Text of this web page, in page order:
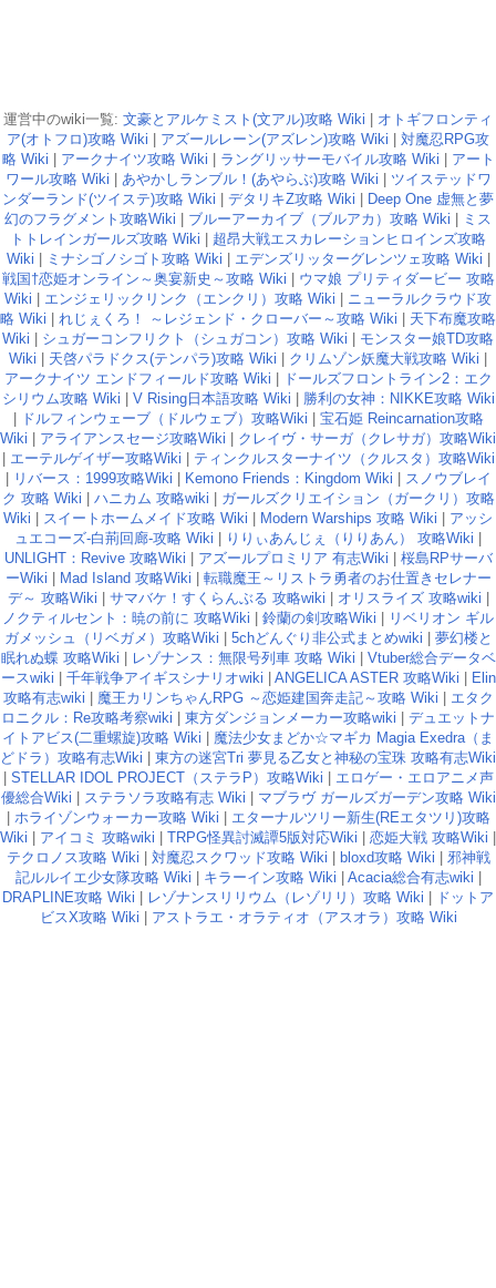
運営中のwiki一覧: 文豪とアルケミスト(文アル)攻略 Wiki | オトギフロンティ
ア(オトフロ)攻略 Wiki | アズールレーン(アズレン)攻略 Wiki | 対魔忍RPG攻
略 Wiki | アークナイツ攻略 Wiki | ラングリッサーモバイル攻略 Wiki | アート
ワール攻略 Wiki | あやかしランブル！(あやらぶ)攻略 Wiki | ツイステッドワ
ンダーランド(ツイステ)攻略 Wiki | デタリキZ攻略 Wiki | Deep One 虚無と夢
幻のフラグメント攻略Wiki | ブルーアーカイブ（ブルアカ）攻略 Wiki | ミス
トトレインガールズ攻略 Wiki | 超昂大戦エスカレーションヒロインズ攻略
Wiki | ミナシゴノシゴト攻略 Wiki | エデンズリッターグレンツェ攻略 Wiki |
戦国†恋姫オンライン～奥宴新史～攻略 Wiki | ウマ娘 プリティダービー 攻略
Wiki | エンジェリックリンク（エンクリ）攻略 Wiki | ニューラルクラウド攻
略 Wiki | れじぇくろ！ ～レジェンド・クローバー～攻略 Wiki | 天下布魔攻略
Wiki | シュガーコンフリクト（シュガコン）攻略 Wiki | モンスター娘TD攻略
Wiki | 天啓パラドクス(テンパラ)攻略 Wiki | クリムゾン妖魔大戦攻略 Wiki |
アークナイツ エンドフィールド攻略 Wiki | ドールズフロントライン2：エク
シリウム攻略 Wiki | V Rising日本語攻略 Wiki | 勝利の女神：NIKKE攻略 Wiki
| ドルフィンウェーブ（ドルウェブ）攻略Wiki | 宝石姫 Reincarnation攻略
Wiki | アライアンスセージ攻略Wiki | クレイヴ・サーガ（クレサガ）攻略Wiki
| エーテルゲイザー攻略Wiki | ティンクルスターナイツ（クルスタ）攻略Wiki
| リバース：1999攻略Wiki | Kemono Friends：Kingdom Wiki | スノウブレイ
ク 攻略 Wiki | ハニカム 攻略wiki | ガールズクリエイション（ガークリ）攻略
Wiki | スイートホームメイド攻略 Wiki | Modern Warships 攻略 Wiki | アッシ
ュエコーズ-白荊回廊-攻略 Wiki | りりぃあんじぇ（りりあん） 攻略Wiki |
UNLIGHT：Revive 攻略Wiki | アズールプロミリア 有志Wiki | 桜島RPサーバ
ーWiki | Mad Island 攻略Wiki | 転職魔王～リストラ勇者のお仕置きセレナー
デ～ 攻略Wiki | サマバケ！すくらんぶる 攻略wiki | オリスライズ 攻略wiki |
ノクティルセント：暁の前に 攻略Wiki | 鈴蘭の剣攻略Wiki | リベリオン ギル
ガメッシュ（リベガメ）攻略Wiki | 5chどんぐり非公式まとめwiki | 夢幻楼と
眠れぬ蝶 攻略Wiki | レゾナンス：無限号列車 攻略 Wiki | Vtuber総合データベ
ースwiki | 千年戦争アイギスシナリオwiki | ANGELICA ASTER 攻略Wiki | Elin
攻略有志wiki | 魔王カリンちゃんRPG ～恋姫建国奔走記～攻略 Wiki | エタク
ロニクル：Re攻略考察wiki | 東方ダンジョンメーカー攻略wiki | デュエットナ
イトアビス(二重螺旋)攻略 Wiki | 魔法少女まどか☆マギカ Magia Exedra（ま
どドラ）攻略有志Wiki | 東方の迷宮Tri 夢見る乙女と神秘の宝珠 攻略有志Wiki
| STELLAR IDOL PROJECT（ステラP）攻略Wiki | エロゲー・エロアニメ声
優総合Wiki | ステラソラ攻略有志 Wiki | マブラヴ ガールズガーデン攻略 Wiki
| ホライゾンウォーカー攻略 Wiki | エターナルツリー新生(REエタツリ)攻略
Wiki | アイコミ 攻略wiki | TRPG怪異討滅譚5版対応Wiki | 恋姫大戦 攻略Wiki |
テクロノス攻略 Wiki | 対魔忍スクワッド攻略 Wiki | bloxd攻略 Wiki | 邪神戦
記ルルイエ少女隊攻略 Wiki | キラーイン攻略 Wiki | Acacia総合有志wiki |
DRAPLINE攻略 Wiki | レゾナンスリリウム（レゾリリ）攻略 Wiki | ドットア
ビスX攻略 Wiki | アストラエ・オラティオ（アスオラ）攻略 Wiki